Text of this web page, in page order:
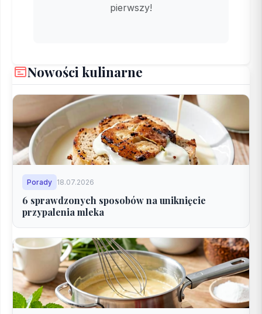
pierwszy!
Nowości kulinarne
Porady 18.07.2026
6 sprawdzonych sposobów na uniknięcie
przypalenia mleka